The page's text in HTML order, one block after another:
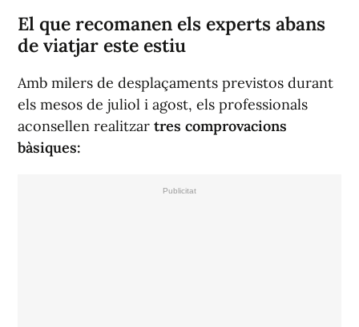
El que recomanen els experts abans
de viatjar este estiu
Amb milers de desplaçaments previstos durant
els mesos de juliol i agost, els professionals
aconsellen realitzar tres comprovacions
bàsiques: